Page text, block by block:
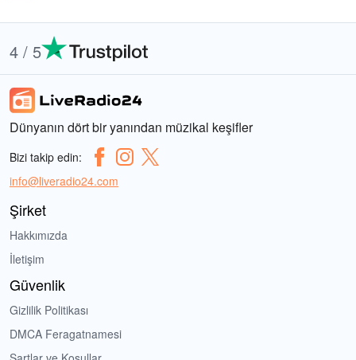
4 / 5
Dünyanın dört bir yanından müzikal keşifler
Bizi takip edin:
info@liveradio24.com
Şirket
Hakkımızda
İletişim
Güvenlik
Gizlilik Politikası
DMCA Feragatnamesi